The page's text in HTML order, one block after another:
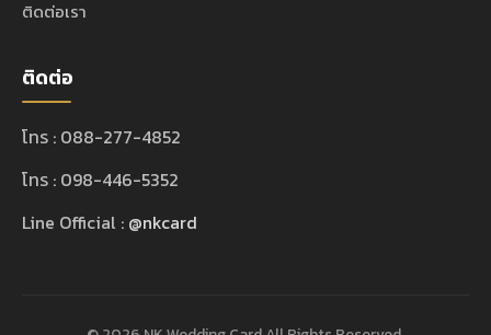
ติดต่อเรา
ติดต่อ
โทร : 088-277-4852
โทร : 098-446-5352
Line Official : @nkcard